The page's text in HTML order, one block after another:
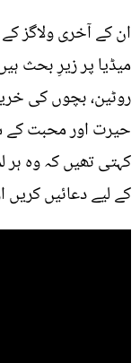
ان کے آخری ولاگز
میڈیا پر زیرِ بحث
روٹین، بچوں کی
حیرت اور محبت کے
کہتی تھیں کہ وہ ہر
کے لیے دعائیں کریں